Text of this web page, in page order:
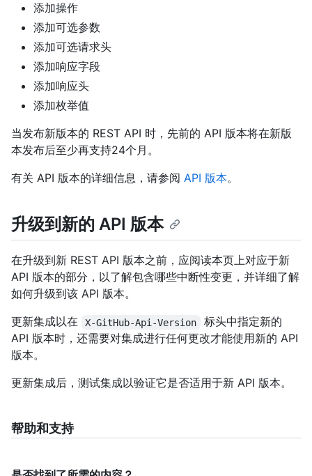
添加操作
添加可选参数
添加可选请求头
添加响应字段
添加响应头
添加枚举值
当发布新版本的 REST API 时，先前的 API 版本将在新版
本发布后至少再支持24个月。
有关 API 版本的详细信息，请参阅 API 版本。
升级到新的 API 版本
在升级到新 REST API 版本之前，应阅读本页上对应于新
API 版本的部分，以了解包含哪些中断性变更，并详细了解
如何升级到该 API 版本。
更新集成以在
X-GitHub-Api-Version
标头中指定新的
API 版本时，还需要对集成进行任何更改才能使用新的 API
版本。
更新集成后，测试集成以验证它是否适用于新 API 版本。
帮助和支持